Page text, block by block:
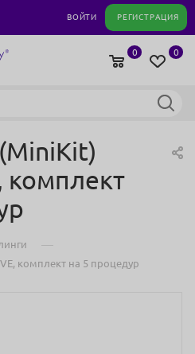
ВОЙТИ РЕГИСТРАЦИЯ
0
0
комплект
—
комплект на 5 процедур